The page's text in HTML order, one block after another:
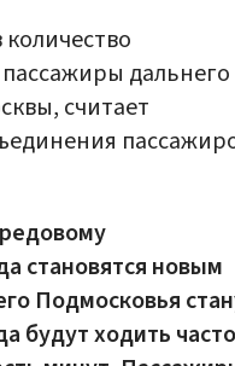
дальнего
считает
становятся новым
Подмосковья
будут ходить